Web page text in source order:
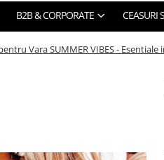
B2B & CORPORATE CEASURI
Vara SUMMER VIBES -